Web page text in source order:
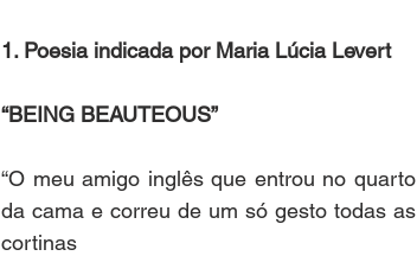
1. Poesia indicada por Maria Lúcia Levert
“BEING BEAUTEOUS”
“O meu amigo inglês que entrou no quarto
da cama e correu de um só gesto todas as
cortinas